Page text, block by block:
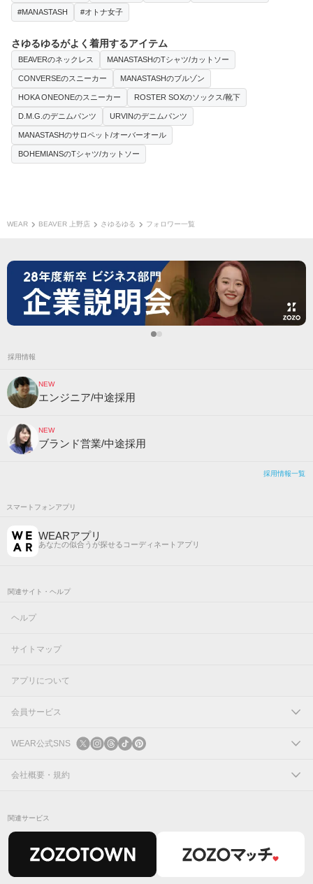
#MANASTASH #オトナ女子
さゆるゆるがよく着用するアイテム
BEAVERのネックレス MANASTASHのTシャツ/カットソー
CONVERSEのスニーカー MANASTASHのブルゾン
HOKA ONEONEのスニーカー ROSTER SOXのソックス/靴下
D.M.G.のデニムパンツ URVINのデニムパンツ
MANASTASHのサロペット/オーバーオール
BOHEMIANSのTシャツ/カットソー
WEAR BEAVER 上野店 さゆるゆる フォロワー一覧
採用情報
NEW
エンジニア/中途採用
NEW
ブランド営業/中途採用
採用情報一覧
スマートフォンアプリ
WEARアプリ
あなたの似合うが探せるコーディネートアプリ
関連サイト・ヘルプ
ヘルプ
サイトマップ
アプリについて
会員サービス
ログイン
新規会員登録
WEAR公式SNS
X
会社概要・規約
関連サービス